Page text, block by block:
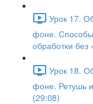
Урок 17.
фоне.
обработки без
Урок 18.
фоне. Ретушь
(29:08)